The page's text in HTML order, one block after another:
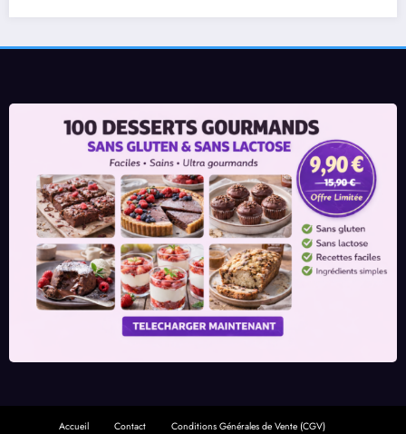
Accueil Contact Conditions Générales de Vente (CGV)